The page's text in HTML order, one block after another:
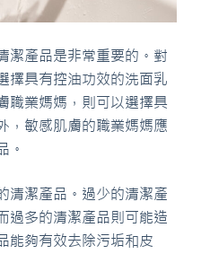
潔產品是非常重要的。對
擇具有控油功效的洗面乳
職業媽媽，則可以選擇具
，敏感肌膚的職業媽媽應
。
清潔產品。過少的清潔產
過多的清潔產品則可能造
能夠有效去除污垢和皮